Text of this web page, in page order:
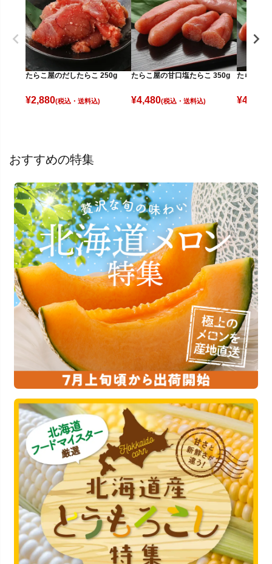
たらこ屋のだしたらこ 250g
¥2,880(税込)
たらこ屋の甘口塩たらこ 350g
¥4,480(税込)
たらこ屋
¥4,980
おすすめの特集